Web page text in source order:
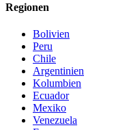
Regionen
Bolivien
Peru
Chile
Argentinien
Kolumbien
Ecuador
Mexiko
Venezuela